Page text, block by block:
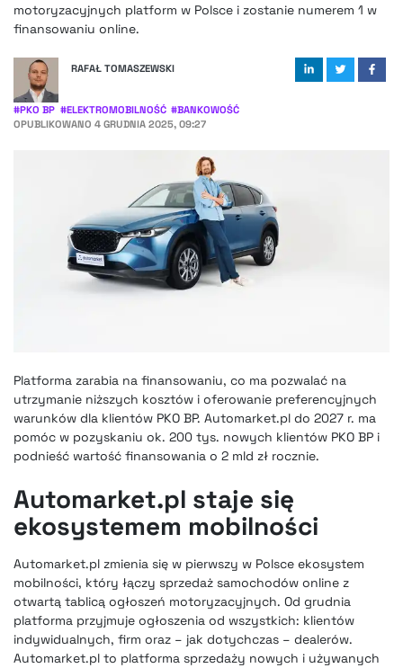
motoryzacyjnych platform w Polsce i zostanie numerem 1 w
finansowaniu online.
RAFAŁ TOMASZEWSKI
#PKO BP #ELEKTROMOBILNOŚĆ #BANKOWOŚĆ
OPUBLIKOWANO 4 GRUDNIA 2025, 09:27
Platforma zarabia na finansowaniu, co ma pozwalać na
utrzymanie niższych kosztów i oferowanie preferencyjnych
warunków dla klientów PKO BP. Automarket.pl do 2027 r. ma
pomóc w pozyskaniu ok. 200 tys. nowych klientów PKO BP i
podnieść wartość finansowania o 2 mld zł rocznie.
Automarket.pl staje się
ekosystemem mobilności
Automarket.pl zmienia się w pierwszy w Polsce ekosystem
mobilności, który łączy sprzedaż samochodów online z
otwartą tablicą ogłoszeń motoryzacyjnych. Od grudnia
platforma przyjmuje ogłoszenia od wszystkich: klientów
indywidualnych, firm oraz – jak dotychczas – dealerów.
Automarket.pl to platforma sprzedaży nowych i używanych